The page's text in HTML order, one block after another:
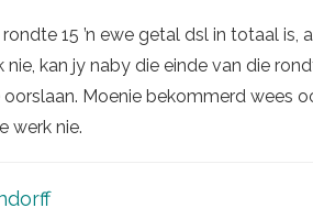
15 ’n ewe getal dsl in totaal is,
nie, kan jy naby die einde van die
Moenie bekommerd wees
werk nie.